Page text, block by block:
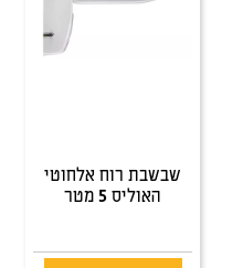
שבשבת רוח אלחוטי
האוליס 5 מטר